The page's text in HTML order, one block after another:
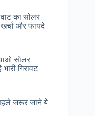
का सोलर
और फायदे
सोलर
गिरावट
जरूर जाने ये